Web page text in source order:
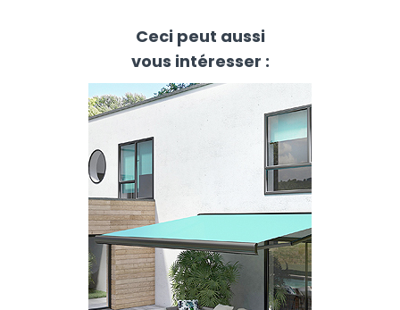
Ceci peut aussi
vous intéresser :